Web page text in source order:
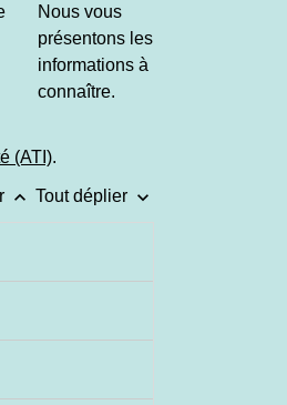
Nous vous
présentons les
informations à
connaître.
(ATI).
keyboard_arrow_up Tout déplier keyboard_arrow_down